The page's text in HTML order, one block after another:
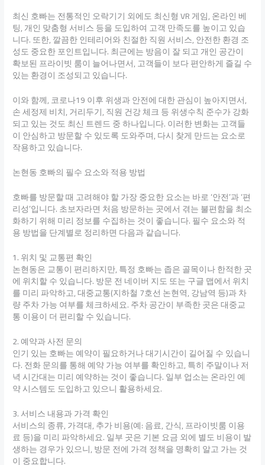
최신 호빠는 전통적인 오락기기 외에도 최신형 VR 게임, 온라인 베
팅, 개인 맞춤형 서비스 등을 도입하여 고객 만족도를 높이고 있습
니다. 또한, 깔끔한 인테리어와 친절한 직원 서비스, 안전한 환경 조
성도 중요한 포인트입니다. 최근에는 방음이 잘 되고 개인 공간이
확보된 프라이빗 룸이 늘어나면서, 고객들이 보다 편안하게 즐길 수
있는 환경이 조성되고 있습니다.
이와 함께, 코로나19 이후 위생과 안전에 대한 관심이 높아지면서,
손 세정제 비치, 거리두기, 직원 건강 체크 등 위생수칙 준수가 강화
되고 있는 것도 최신 트렌드 중 하나입니다. 이러한 변화는 고객들
이 안심하고 방문할 수 있도록 도와주며, 다시 찾게 만드는 요소로
작용하고 있습니다.
논현동 호빠의 필수 요소와 적용 방법
호빠를 방문할 때 고려해야 할 가장 중요한 요소는 바로 ‘안전’과 ‘편
리성’입니다. 초보자라면 처음 방문하는 곳에서 겪는 불편함을 최소
화하기 위해 미리 정보를 수집하는 것이 좋습니다. 필수 요소와 적
용 방법을 단계별로 정리하면 다음과 같습니다.
1. 위치 및 교통편 확인
논현동은 교통이 편리하지만, 특정 호빠는 좁은 골목이나 한적한 곳
에 위치할 수 있습니다. 방문 전 네이버 지도 또는 구글 맵에서 위치
를 미리 파악하고, 대중교통(지하철 7호선 논현역, 강남역 등)과 차
량 주차 가능 여부를 체크하세요. 주차 공간이 부족한 곳은 대중교
통 이용이 더 편리할 수 있습니다.
2. 예약과 사전 문의
인기 있는 호빠는 예약이 필요하거나 대기시간이 길어질 수 있습니
다. 전화 문의를 통해 예약 가능 여부를 확인하고, 특히 주말이나 저
녁 시간대는 미리 예약하는 것이 좋습니다. 일부 업소는 온라인 예
약 시스템도 도입하고 있으니 활용하세요.
3. 서비스 내용과 가격 확인
서비스의 종류, 가격대, 추가 비용(예: 음료, 간식, 프라이빗룸 이용
료 등)을 미리 파악하세요. 일부 곳은 기본 요금 외에 별도 비용이 발
생하는 경우가 있으니, 방문 전에 가격 정책을 명확히 알고 가는 것
이 중요합니다.